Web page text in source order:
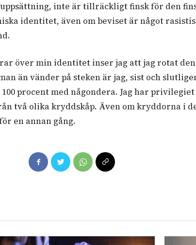
inte är tillräckligt finsk för den
identitet, även om beviset är något
över min identitet inser jag att jag rotat
än vänder på steken är jag, sist och
procent med någondera. Jag har
två olika kryddskåp. Även om kryddorna i
en annan gång.